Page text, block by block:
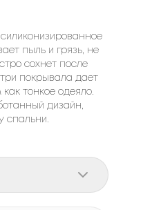
пыль и грязь, не
сохнет после
покрывала дает
тонкое одеяло.
дизайн,
спальни.